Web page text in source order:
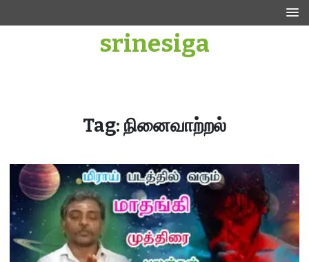
srinesiga
Tag: நினைவாற்றல்